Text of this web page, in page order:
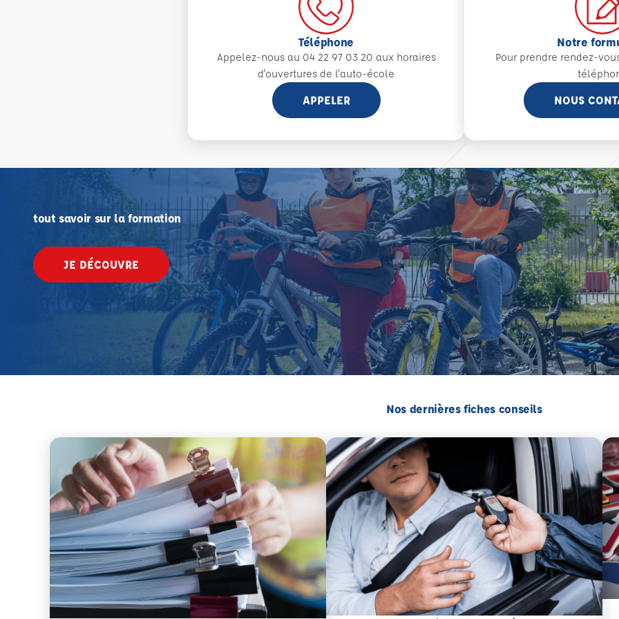
Téléphone
Appelez-nous au 04 22 97 03 20 aux horaires
d'ouvertures de l'auto-école
APPELER
Notre
Pour prendre rendez-
NOUS
tout savoir sur la formation
JE DÉCOUVRE
Nos dernières fiches conseils